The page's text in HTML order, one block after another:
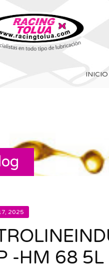
INICIO
2025
-HM 68 5L